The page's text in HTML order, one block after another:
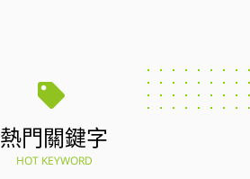
熱門關鍵字
HOT KEYWORD